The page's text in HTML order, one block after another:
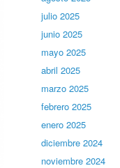
julio 2025
junio 2025
mayo 2025
abril 2025
marzo 2025
febrero 2025
enero 2025
diciembre 2024
noviembre 2024